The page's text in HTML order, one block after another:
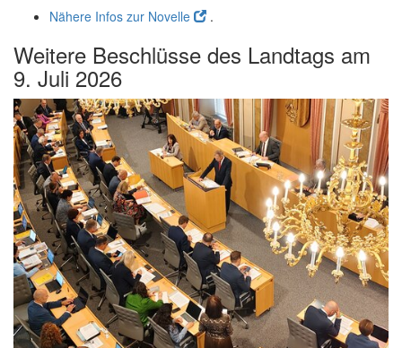
Nähere Infos zur Novelle
.
Weitere Beschlüsse des Landtags am
9. Juli 2026